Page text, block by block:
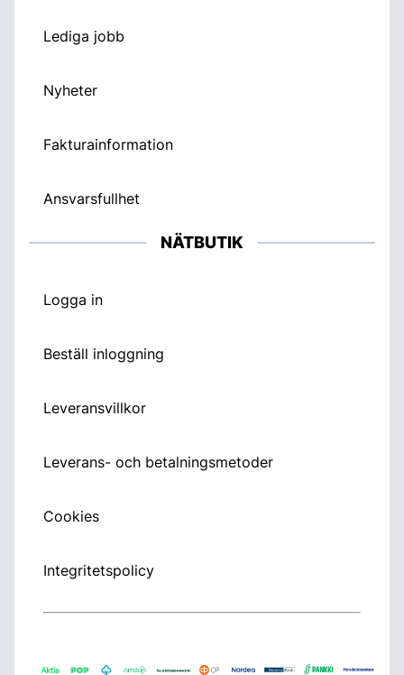
Lediga jobb
Nyheter
Fakturainformation
Ansvarsfullhet
NÄTBUTIK
Logga in
Beställ inloggning
Leveransvillkor
Leverans- och betalningsmetoder
Cookies
Integritetspolicy